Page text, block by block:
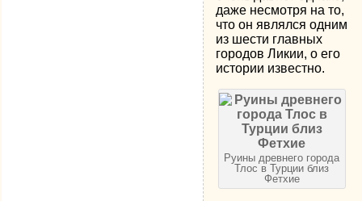
даже несмотря на то,
что он являлся одним
из шести главных
городов Ликии, о его
истории известно.
Руины древнего города
Тлос в Турции близ
Фетхие